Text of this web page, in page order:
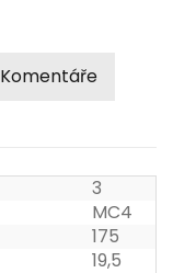
Komentáře
3
MC4
175
19,5